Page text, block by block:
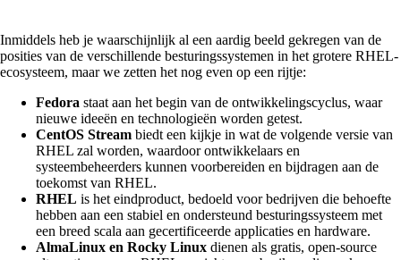
Inmiddels heb je waarschijnlijk al een aardig beeld gekregen van de
posities van de verschillende besturingssystemen in het grotere RHEL-
ecosysteem, maar we zetten het nog even op een rijtje:
Fedora staat aan het begin van de ontwikkelingscyclus, waar
nieuwe ideeën en technologieën worden getest.
CentOS Stream biedt een kijkje in wat de volgende versie van
RHEL zal worden, waardoor ontwikkelaars en
systeembeheerders kunnen voorbereiden en bijdragen aan de
toekomst van RHEL.
RHEL is het eindproduct, bedoeld voor bedrijven die behoefte
hebben aan een stabiel en ondersteund besturingssysteem met
een breed scala aan gecertificeerde applicaties en hardware.
AlmaLinux en Rocky Linux dienen als gratis, open-source